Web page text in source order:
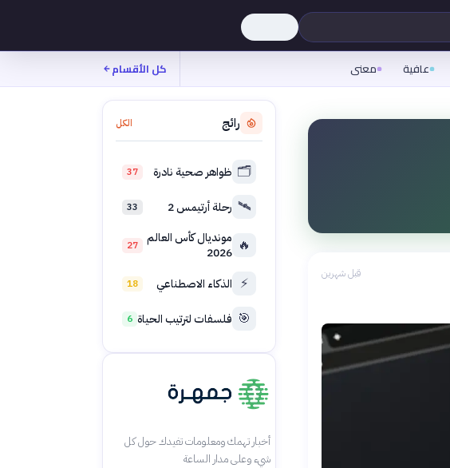
عافية معنى كل الأقسام
قبل شهرين
رائج الكل
🗂️ ظواهر صحية نادرة 37
🛰️ رحلة أرتيمس 2 33
🔥 مونديال كأس العالم
2026
27
⚡ الذكاء الاصطناعي 18
🎯 فلسفات لترتيب الحياة 6
أخبار تهمك ومعلومات تفيدك حول كل
شيء وعلى مدار الساعة